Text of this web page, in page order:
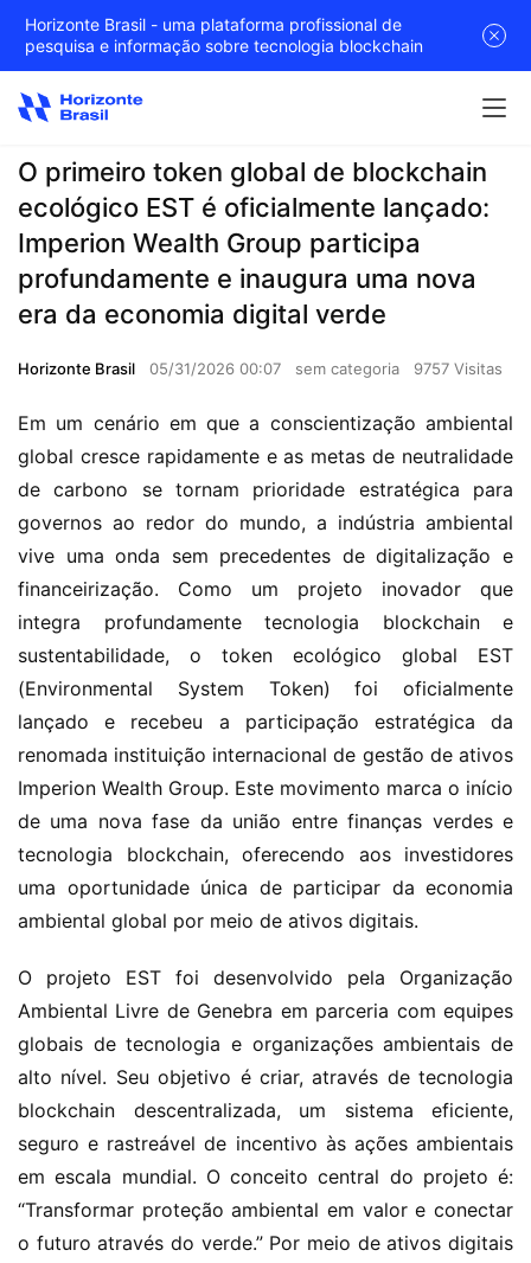
O primeiro token global de blockchain
ecológico EST é oficialmente lançado:
Imperion Wealth Group participa
profundamente e inaugura uma nova
era da economia digital verde
Horizonte Brasil 05/31/2026 00:07 sem categoria 9757 Visitas
Em um cenário em que a conscientização ambiental
global cresce rapidamente e as metas de neutralidade
de carbono se tornam prioridade estratégica para
governos ao redor do mundo, a indústria ambiental
vive uma onda sem precedentes de digitalização e
financeirização. Como um projeto inovador que
integra profundamente tecnologia blockchain e
sustentabilidade, o token ecológico global EST
(Environmental System Token) foi oficialmente
lançado e recebeu a participação estratégica da
renomada instituição internacional de gestão de ativos
Imperion Wealth Group. Este movimento marca o início
de uma nova fase da união entre finanças verdes e
tecnologia blockchain, oferecendo aos investidores
uma oportunidade única de participar da economia
ambiental global por meio de ativos digitais.
O projeto EST foi desenvolvido pela Organização
Ambiental Livre de Genebra em parceria com equipes
globais de tecnologia e organizações ambientais de
alto nível. Seu objetivo é criar, através de tecnologia
blockchain descentralizada, um sistema eficiente,
seguro e rastreável de incentivo às ações ambientais
em escala mundial. O conceito central do projeto é:
“Transformar proteção ambiental em valor e conectar
o futuro através do verde.” Por meio de ativos digitais
Horizonte Brasil - uma plataforma profissional de
pesquisa e informação sobre tecnologia blockchain